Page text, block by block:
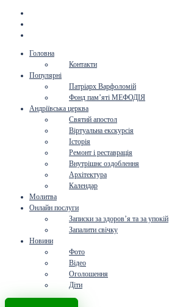
Головна
Контакти
Популярні
Патріарх Варфоломій
Фонд пам’яті МЕФОДІЯ
Андріївська церква
Святий апостол
Віртуальна екскурсія
Історія
Ремонт і реставрація
Внутрішнє оздоблення
Архітектура
Календар
Молитва
Онлайн послуги
Записки за здоров’я та за упокій
Запалити свічку
Новини
Фото
Відео
Оголошення
Діти